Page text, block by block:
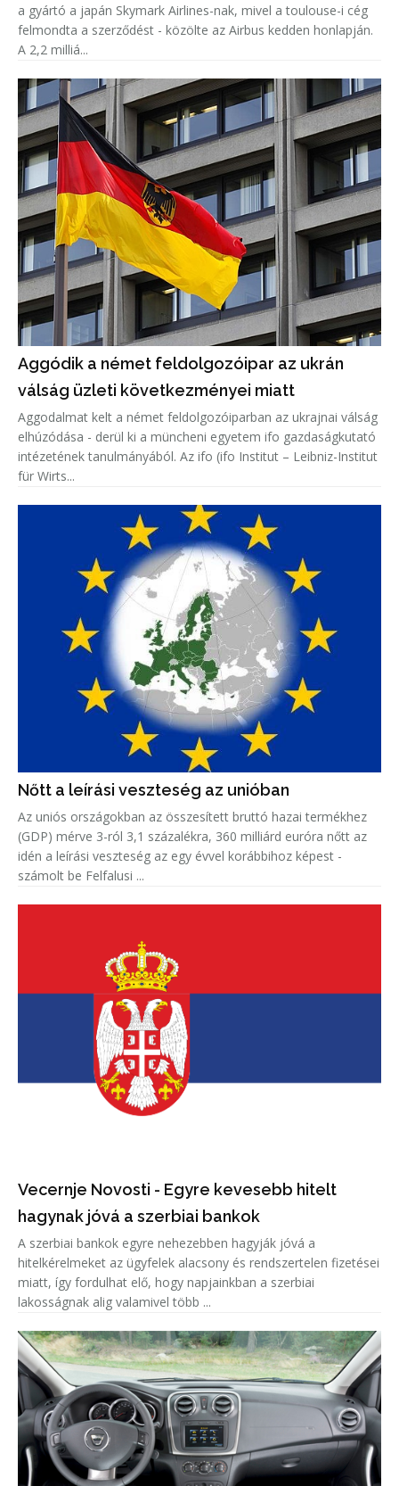
a gyártó a japán Skymark Airlines-nak, mivel a toulouse-i cég
felmondta a szerződést - közölte az Airbus kedden honlapján.
A 2,2 milliá...
Aggódik a német feldolgozóipar az ukrán
válság üzleti következményei miatt
Aggodalmat kelt a német feldolgozóiparban az ukrajnai válság
elhúzódása - derül ki a müncheni egyetem ifo gazdaságkutató
intézetének tanulmányából. Az ifo (ifo Institut – Leibniz-Institut
für Wirts...
Nőtt a leírási veszteség az unióban
Az uniós országokban az összesített bruttó hazai termékhez
(GDP) mérve 3-ról 3,1 százalékra, 360 milliárd euróra nőtt az
idén a leírási veszteség az egy évvel korábbihoz képest -
számolt be Felfalusi ...
Vecernje Novosti - Egyre kevesebb hitelt
hagynak jóvá a szerbiai bankok
A szerbiai bankok egyre nehezebben hagyják jóvá a
hitelkérelmeket az ügyfelek alacsony és rendszertelen fizetései
miatt, így fordulhat elő, hogy napjainkban a szerbiai
lakosságnak alig valamivel több ...